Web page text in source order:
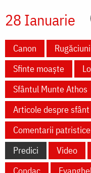
28 Ianuarie
Canon Rugăciuni
Sfinte moaște
Sfântul Munte Athos
Articole despre sfânt
Comentarii patristice
Predici
Video